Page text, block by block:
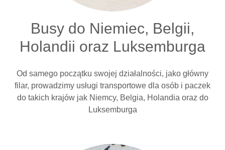
Busy do Niemiec, Belgii,
Holandii oraz Luksemburga
Od samego początku swojej działalności, jako główny
filar, prowadzimy usługi transportowe dla osób i paczek
do takich krajów jak Niemcy, Belgia, Holandia oraz do
Luksemburga